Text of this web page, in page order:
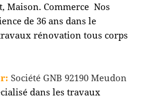
Maison. Commerce Nos
de 36 ans dans le
rénovation tous corps
Société GNB 92190 Meudon
dans les travaux